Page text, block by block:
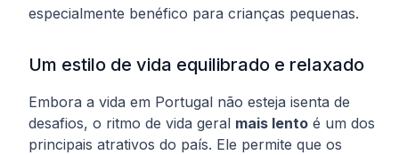
especialmente benéfico para crianças pequenas.
Um estilo de vida equilibrado e relaxado
Embora a vida em Portugal não esteja isenta de
desafios, o ritmo de vida geral mais lento é um dos
principais atrativos do país. Ele permite que os